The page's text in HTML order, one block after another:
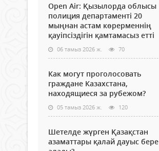
Open Air: Қызылорда облысы
полиция департаменті 20
мыңнан астам көрерменнің
қауіпсіздігін қамтамасыз етті
06 тамыз 2026 ж. 70
Как могут проголосовать
граждане Казахстана,
находящиеся за рубежом?
05 тамыз 2026 ж. 120
Шетелде жүрген Қазақстан
азаматтары қалай дауыс бере